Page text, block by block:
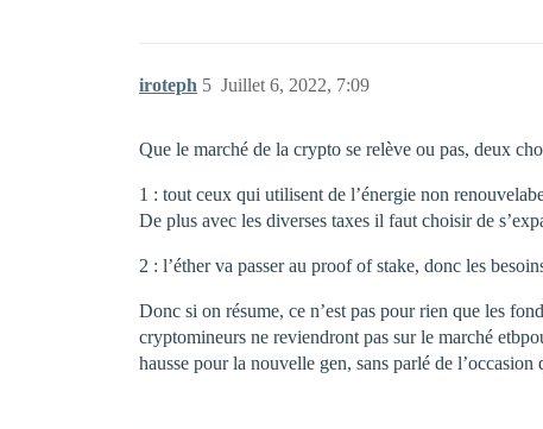
iroteph Juillet 6, 2022, 7:09
5
Que le marché de la crypto se relève ou pas, deux
1 : tout ceux qui utilisent de l’énergie non
De plus avec les diverses taxes il faut choisir de
2 : l’éther va passer au proof of stake, donc les
Donc si on résume, ce n’est pas pour rien que les
cryptomineurs ne reviendront pas sur le marché
hausse pour la nouvelle gen, sans parlé de